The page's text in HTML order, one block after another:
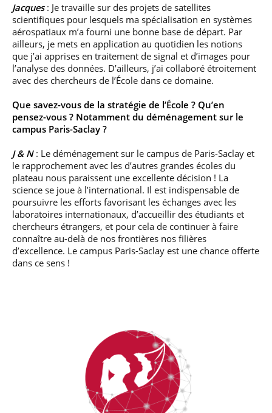
Jacques : Je travaille sur des projets de satellites
scientifiques pour lesquels ma spécialisation en systèmes
aérospatiaux m’a fourni une bonne base de départ. Par
ailleurs, je mets en application au quotidien les notions
que j’ai apprises en traitement de signal et d’images pour
l’analyse des données. D’ailleurs, j’ai collaboré étroitement
avec des chercheurs de l’École dans ce domaine.
Que savez-vous de la stratégie de l’École ? Qu’en
pensez-vous ? Notamment du déménagement sur le
campus Paris-Saclay ?
J & N: Le déménagement sur le campus de Paris-Saclay et
le rapprochement avec les d’autres grandes écoles du
plateau nous paraissent une excellente décision ! La
science se joue à l’international. Il est indispensable de
poursuivre les efforts favorisant les échanges avec les
laboratoires internationaux, d’accueillir des étudiants et
chercheurs étrangers, et pour cela de continuer à faire
connaître au-delà de nos frontières nos filières
d’excellence. Le campus Paris-Saclay est une chance offerte
dans ce sens !